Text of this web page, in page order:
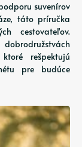
suvenírov
táto príručka
cestovateľov.
rešpektujú
pre budúce